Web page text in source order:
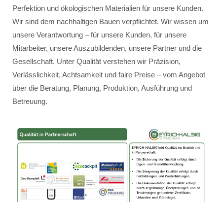
Perfektion und ökologischen Materialien für unsere Kunden.
Wir sind dem nachhaltigen Bauen verpflichtet. Wir wissen um
unsere Verantwortung – für unsere Kunden, für unsere
Mitarbeiter, unsere Auszubildenden, unsere Partner und die
Gesellschaft. Unter Qualität verstehen wir Präzision,
Verlässlichkeit, Achtsamkeit und faire Preise – vom Angebot
über die Beratung, Planung, Produktion, Ausführung und
Betreuung.